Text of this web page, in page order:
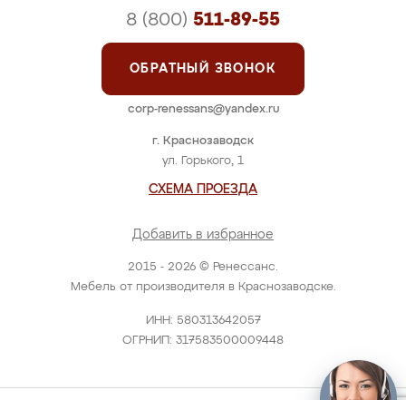
2015 - 2026 © Ренессанс.
Мебель от производителя в Краснозаводске.
ИНН: 580313642057
ОГРНИП: 317583500009448
г. Краснозаводск
ул. Горького, 1
СХЕМА ПРОЕЗДА
Добавить в избранное
8 (800) 511-89-55
ОБРАТНЫЙ ЗВОНОК
corp-renessans@yandex.ru